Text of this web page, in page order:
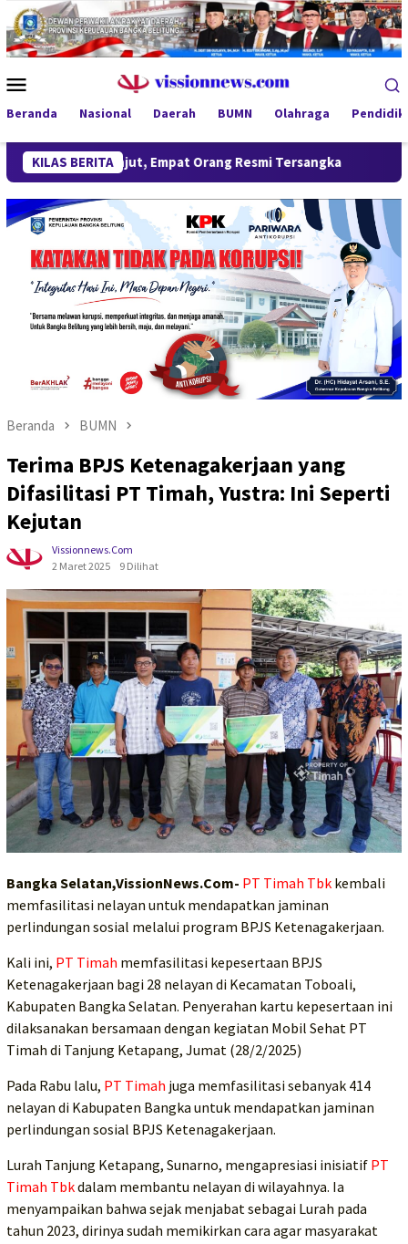
Loncat
ke
konten
Mobile
Beranda Nasional Daerah BUMN Olahraga
KILAS BERITA
Empat Orang Resmi Tersangka Tinjau Program
Beranda BUMN
Terima BPJS Ketenagakerjaan yang
Difasilitasi PT Timah, Yustra: Ini Seperti
Kejutan
Vissionnews.com
2 Maret 2025
9 Dilihat
Bangka Selatan,VissionNews.Com- PT Timah Tbk kembali
memfasilitasi nelayan untuk mendapatkan jaminan
perlindungan sosial melalui program BPJS Ketenagakerjaan.
Kali ini, PT Timah memfasilitasi kepesertaan BPJS
Ketenagakerjaan bagi 28 nelayan di Kecamatan Toboali,
Kabupaten Bangka Selatan. Penyerahan kartu kepesertaan ini
dilaksanakan bersamaan dengan kegiatan Mobil Sehat PT
Timah di Tanjung Ketapang, Jumat (28/2/2025)
Pada Rabu lalu, PT Timah juga memfasilitasi sebanyak 414
nelayan di Kabupaten Bangka untuk mendapatkan jaminan
perlindungan sosial BPJS Ketenagakerjaan.
Lurah Tanjung Ketapang, Sunarno, mengapresiasi inisiatif PT
Timah Tbkdalam membantu nelayan di wilayahnya. Ia
menyampaikan bahwa sejak menjabat sebagai Lurah pada
tahun 2023, dirinya sudah memikirkan cara agar masyarakat